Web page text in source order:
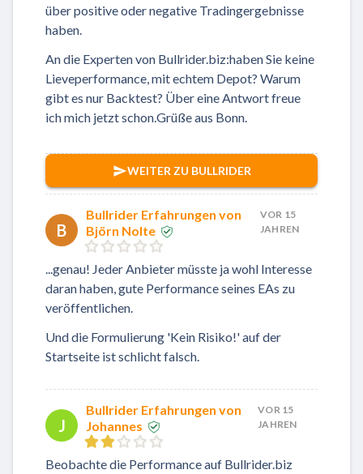
über positive oder negative Tradingergebnisse
haben.
An die Experten von Bullrider.biz:haben Sie keine
Lieveperformance, mit echtem Depot? Warum
gibt es nur Backtest? Über eine Antwort freue
ich mich jetzt schon.Grüße aus Bonn.
WEITER ZU BULLRIDER
B
Bullrider Erfahrungen von
Björn Nolte
VOR 15
JAHREN
...genau! Jeder Anbieter müsste ja wohl Interesse
daran haben, gute Performance seines EAs zu
veröffentlichen.
Und die Formulierung 'Kein Risiko!' auf der
Startseite ist schlicht falsch.
J
Bullrider Erfahrungen von
Johannes
VOR 15
JAHREN
Beobachte die Performance auf Bullrider.biz